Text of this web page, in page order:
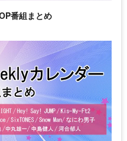
番組まとめ